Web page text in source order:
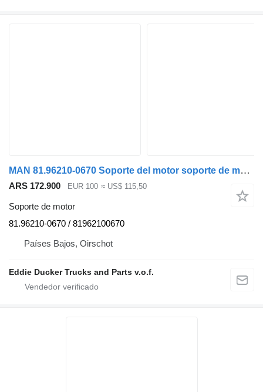
MAN 81.96210-0670 Soporte del motor soporte de motor para camión
ARS 172.900 EUR 100 ≈ US$ 115,50
Soporte de motor
81.96210-0670 / 81962100670
Países Bajos, Oirschot
Eddie Ducker Trucks and Parts v.o.f.